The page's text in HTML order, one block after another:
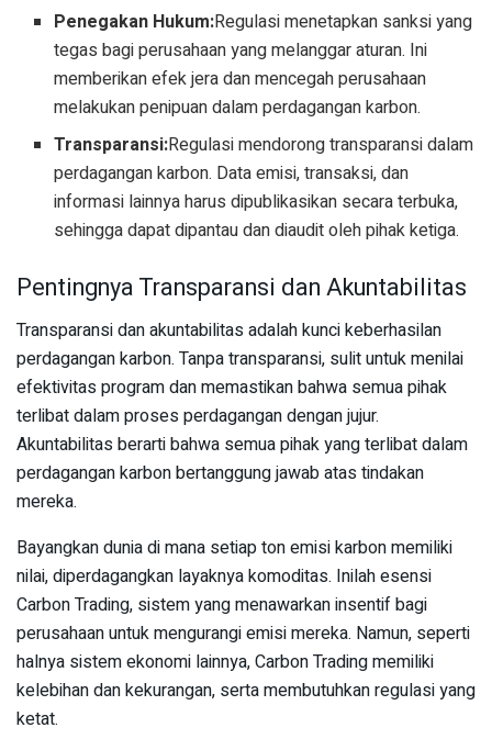
Penegakan Hukum:Regulasi menetapkan sanksi yang
tegas bagi perusahaan yang melanggar aturan. Ini
memberikan efek jera dan mencegah perusahaan
melakukan penipuan dalam perdagangan karbon.
Transparansi:Regulasi mendorong transparansi dalam
perdagangan karbon. Data emisi, transaksi, dan
informasi lainnya harus dipublikasikan secara terbuka,
sehingga dapat dipantau dan diaudit oleh pihak ketiga.
Pentingnya Transparansi dan Akuntabilitas
Transparansi dan akuntabilitas adalah kunci keberhasilan
perdagangan karbon. Tanpa transparansi, sulit untuk menilai
efektivitas program dan memastikan bahwa semua pihak
terlibat dalam proses perdagangan dengan jujur.
Akuntabilitas berarti bahwa semua pihak yang terlibat dalam
perdagangan karbon bertanggung jawab atas tindakan
mereka.
Bayangkan dunia di mana setiap ton emisi karbon memiliki
nilai, diperdagangkan layaknya komoditas. Inilah esensi
Carbon Trading, sistem yang menawarkan insentif bagi
perusahaan untuk mengurangi emisi mereka. Namun, seperti
halnya sistem ekonomi lainnya, Carbon Trading memiliki
kelebihan dan kekurangan, serta membutuhkan regulasi yang
ketat.